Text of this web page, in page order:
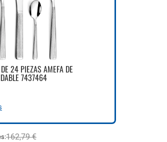
24 PIEZAS AMEFA DE
7437464
162,79 €